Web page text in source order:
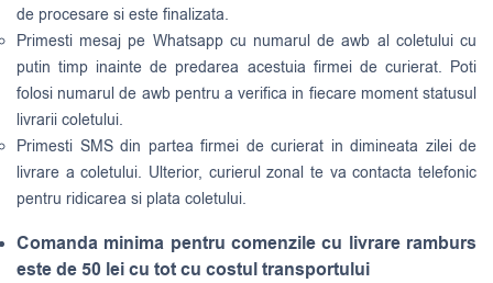
de procesare si este finalizata.
Primesti mesaj pe Whatsapp cu numarul de awb al coletului cu
putin timp inainte de predarea acestuia firmei de curierat. Poti
folosi numarul de awb pentru a verifica in fiecare moment statusul
livrarii coletului.
Primesti SMS din partea firmei de curierat in dimineata zilei de
livrare a coletului. Ulterior, curierul zonal te va contacta telefonic
pentru ridicarea si plata coletului.
Comanda minima pentru comenzile cu livrare ramburs
este de 50 lei cu tot cu costul transportului